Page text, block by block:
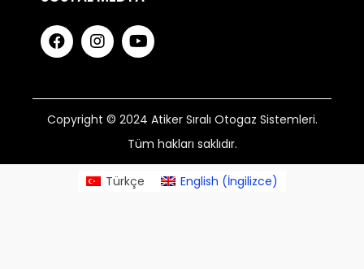
Copyright © 2024 Atiker Sıralı Otogaz Sistemleri.
Tüm hakları saklıdır.
Türkçe English (İngilizce)